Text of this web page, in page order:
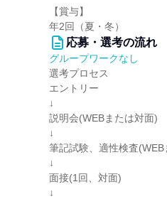
【賞与】
年2回（夏・冬）
応募・選考の流れ
グループワークなし
選考プロセス
エントリー
↓
説明会(WEBまたは対面)
↓
筆記試験、適性検査
↓
面接(1回、対面)
↓